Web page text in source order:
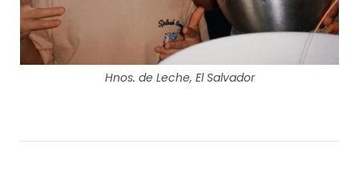
Hnos. de Leche, El Salvador